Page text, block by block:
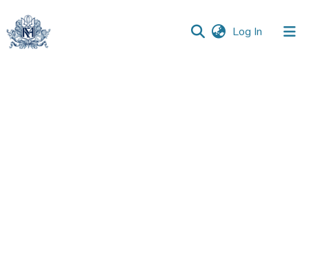
Log In (current)